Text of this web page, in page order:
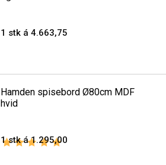
1 stk á 4.663,75
Hamden spisebord Ø80cm MDF
hvid
1 stk á 1.295,00
Vurdering: 5.0 ud af 5 stjerner